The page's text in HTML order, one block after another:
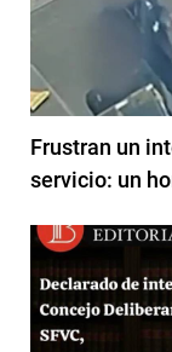
Frustran un
servicio: un